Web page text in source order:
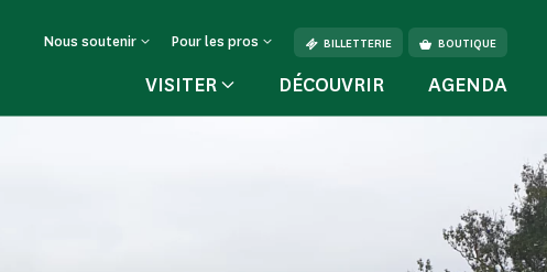
Nous soutenir Pour les pros BILLETTERIE BOUTIQUE
VISITER DÉCOUVRIR AGENDA